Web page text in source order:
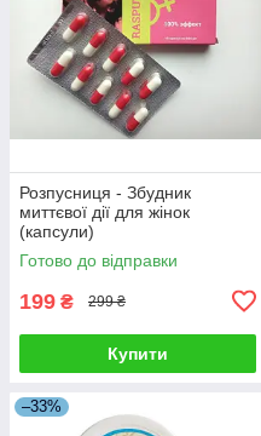
Розпусниця - Збудник
миттєвої дії для жінок
(капсули)
Готово до відправки
199 ₴ 299 ₴
Купити
–33%